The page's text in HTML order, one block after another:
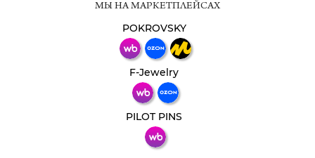
МЫ НА МАРКЕТПЛЕЙСАХ
POKROVSKY
F-Jewelry
PILOT PINS